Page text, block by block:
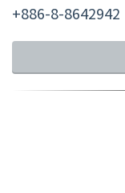
+886-8-8642942